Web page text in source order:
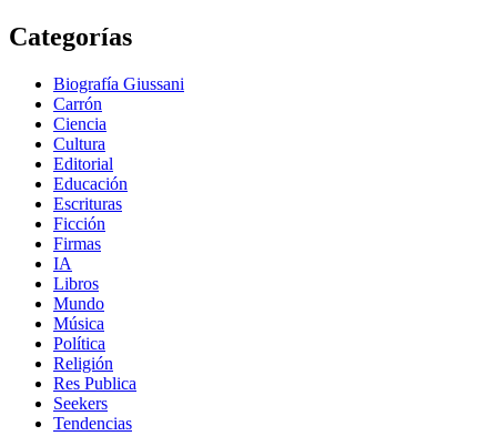
Categorías
Biografía Giussani
Carrón
Ciencia
Cultura
Editorial
Educación
Escrituras
Ficción
Firmas
IA
Libros
Mundo
Música
Política
Religión
Res Publica
Seekers
Tendencias